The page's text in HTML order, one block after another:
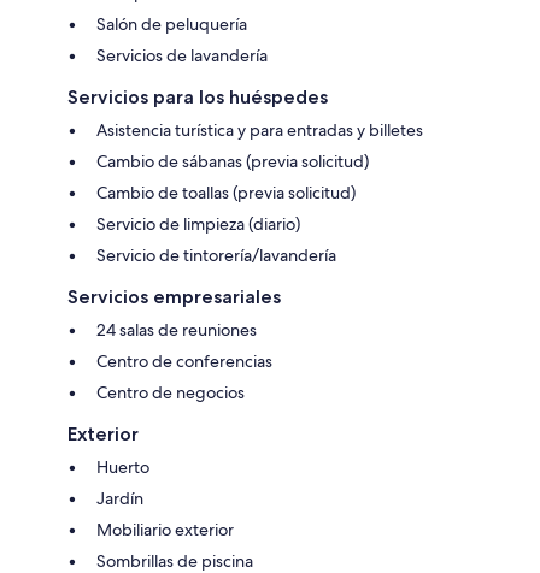
Salón de peluquería
Servicios de lavandería
Servicios para los huéspedes
Asistencia turística y para entradas y billetes
Cambio de sábanas (previa solicitud)
Cambio de toallas (previa solicitud)
Servicio de limpieza (diario)
Servicio de tintorería/lavandería
Servicios empresariales
24 salas de reuniones
Centro de conferencias
Centro de negocios
Exterior
Huerto
Jardín
Mobiliario exterior
Sombrillas de piscina